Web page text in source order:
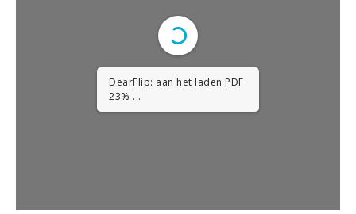
DearFlip: aan het laden PDF
34% ...